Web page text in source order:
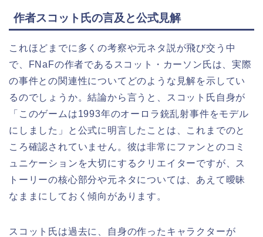
作者スコット氏の言及と公式見解
これほどまでに多くの考察や元ネタ説が飛び交う中
で、FNaFの作者であるスコット・カーソン氏は、実際
の事件との関連性についてどのような見解を示してい
るのでしょうか。結論から言うと、スコット氏自身が
「このゲームは1993年のオーロラ銃乱射事件をモデル
にしました」と公式に明言したことは、これまでのと
ころ確認されていません。彼は非常にファンとのコミ
ュニケーションを大切にするクリエイターですが、ス
トーリーの核心部分や元ネタについては、あえて曖昧
なままにしておく傾向があります。
スコット氏は過去に、自身の作ったキャラクターが